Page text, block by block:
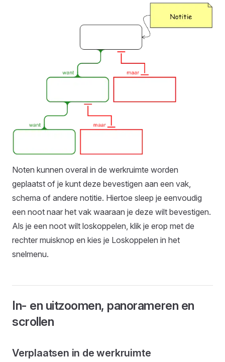
Noten kunnen overal in de werkruimte worden
geplaatst of je kunt deze bevestigen aan een vak,
schema of andere notitie. Hiertoe sleep je eenvoudig
een noot naar het vak waaraan je deze wilt bevestigen.
Als je een noot wilt loskoppelen, klik je erop met de
rechter muisknop en kies je Loskoppelen in het
snelmenu.
In- en uitzoomen, panorameren en
scrollen
Verplaatsen in de werkruimte